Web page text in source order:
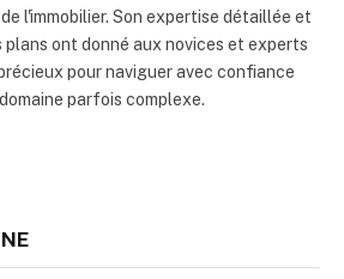
l'immobilier. Son expertise détaillée et
plans ont donné aux novices et experts
pour naviguer avec confiance
parfois complexe.